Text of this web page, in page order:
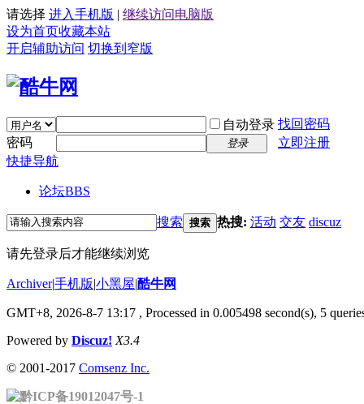
请选择 进入手机版 | 继续访问电脑版
设为首页收藏本站
开启辅助访问 切换到窄版
自动登录 找回密码
密码
登录
立即注册
快捷导航
论坛BBS
搜索 搜索 热搜: 活动 交友 discuz
请先登录后才能继续浏览
Archiver|手机版|小黑屋|酷牛网
GMT+8, 2026-8-7 13:17 , Processed in 0.005498 second(s), 5
Powered by Discuz! X3.4
© 2001-2017 Comsenz Inc.
黔ICP备19012047号-1